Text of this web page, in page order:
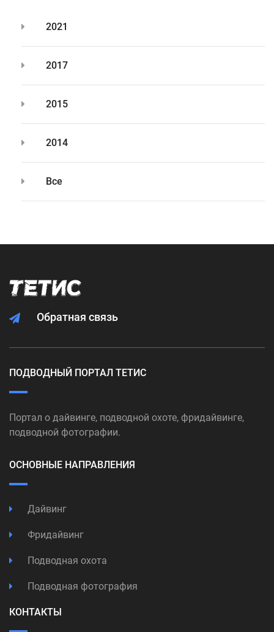
2021
2017
2015
2014
Все
Обратная связь
ПОДВОДНЫЙ ПОРТАЛ ТЕТИС
Портал о дайвинге, подводной охоте, фридайвинге,
подводной фотографии.
ОСНОВНЫЕ НАПРАВЛЕНИЯ
Дайвинг
Фридайвинг
Подводная охота
Подводная фотография
КОНТАКТЫ